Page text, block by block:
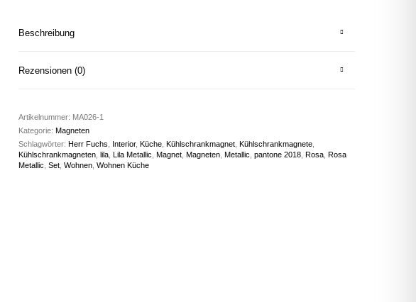
Beschreibung
Rezensionen (0)
Artikelnummer: MA026-1
Kategorie: Magneten
Schlagwörter: Herr Fuchs Interior, Küche, Kühlschrankmagnet, Kühlschrankmagnete,
Kühlschrankmagneten, lila, Lila Metallic Magnet, Magneten, Metallic pantone 2018, Rosa, Rosa
Metallic Set, Wohnen, Wohnen Küche